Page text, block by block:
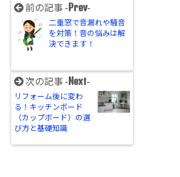
前の記事 -Prev-
二重窓で音漏れや騒音
を対策！音の悩みは解
決できます！
次の記事 -Next-
リフォーム後に変わ
る！キッチンボード
（カップボード）の選
び方と基礎知識